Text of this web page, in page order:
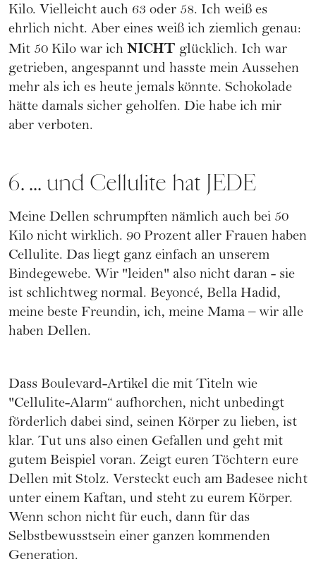
Kilo. Vielleicht auch 63 oder 58. Ich weiß es
ehrlich nicht. Aber eines weiß ich ziemlich genau:
Mit 50 Kilo war ich NICHT glücklich. Ich war
getrieben, angespannt und hasste mein Aussehen
mehr als ich es heute jemals könnte. Schokolade
hätte damals sicher geholfen. Die habe ich mir
aber verboten.
6. ... und Cellulite hat JEDE
Meine Dellen schrumpften nämlich auch bei 50
Kilo nicht wirklich. 90 Prozent aller Frauen haben
Cellulite. Das liegt ganz einfach an unserem
Bindegewebe. Wir "leiden" also nicht daran - sie
ist schlichtweg normal. Beyoncé, Bella Hadid,
meine beste Freundin, ich, meine Mama – wir alle
haben Dellen.
Dass Boulevard-Artikel die mit Titeln wie
"Cellulite-Alarm“ aufhorchen, nicht unbedingt
förderlich dabei sind, seinen Körper zu lieben, ist
klar. Tut uns also einen Gefallen und geht mit
gutem Beispiel voran. Zeigt euren Töchtern eure
Dellen mit Stolz. Versteckt euch am Badesee nicht
unter einem Kaftan, und steht zu eurem Körper.
Wenn schon nicht für euch, dann für das
Selbstbewusstsein einer ganzen kommenden
Generation.